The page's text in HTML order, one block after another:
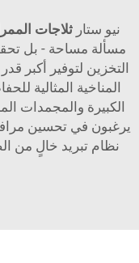
ثلاجات الممرات
- بل تحقق كفاءة
أكبر قدر ممكن
المثالية للحفاظ على
المخصصة
تحسين مرافق التخزين
خالٍ من الصقيع